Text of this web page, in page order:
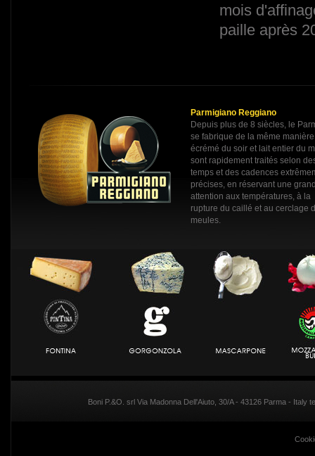
mois
paille après
Parmigiano Reggiano
Depuis plus de 8 siècles, le
se fabrique de la même
écrémé du soir et lait entier du
sont rapidement traités selon
temps et des cadences
précises, en réservant une
attention aux températures, à la
rupture du caillé et au cerclage
meules.
Boni P.&O. srl Via Madonna Dell'Aiuto, 30/A - 43126 Parma - Italy